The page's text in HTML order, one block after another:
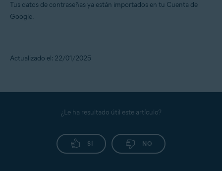
Tus datos de contraseñas ya están importados en tu Cuenta de
Google.
Actualizado el: 22/01/2025
¿Le ha resultado útil este artículo?
SÍ NO